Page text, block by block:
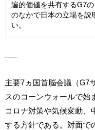
遍的価値を共有するG7
のなかで日本の立場を説
い。
-----
主要7ヵ国首脳会議（G7
スのコーンウォールで始
コロナ対策や気候変動、
する方針である。対面で